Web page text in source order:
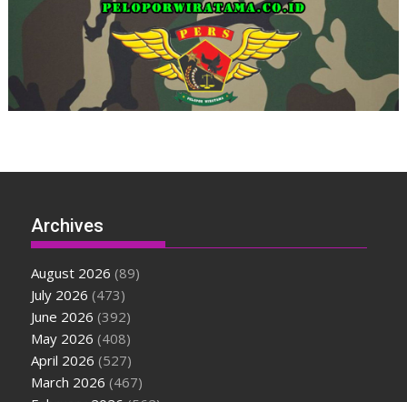
Archives
August 2026 (89)
July 2026 (473)
June 2026 (392)
May 2026 (408)
April 2026 (527)
March 2026 (467)